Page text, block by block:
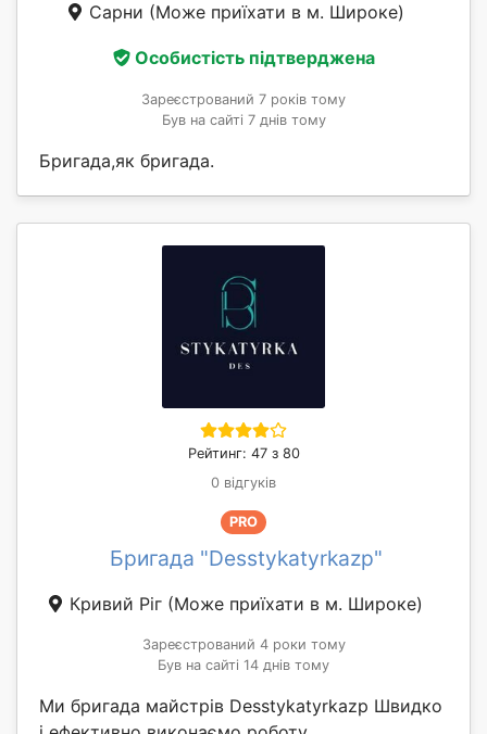
Сарни (Може приїхати в м. Широке)
Особистість підтверджена
Зареєстрований 7 років тому
Був на сайті 7 днів тому
Бригада,як бригада.
Рейтинг: 47 з 80
0 відгуків
PRO
Бригада "Desstykatyrkazp"
Кривий Ріг (Може приїхати в м. Широке)
Зареєстрований 4 роки тому
Був на сайті 14 днів тому
Ми бригада майстрів Desstykatyrkazp Швидко